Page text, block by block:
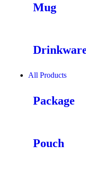
Mug
All Products
Package
Pouch